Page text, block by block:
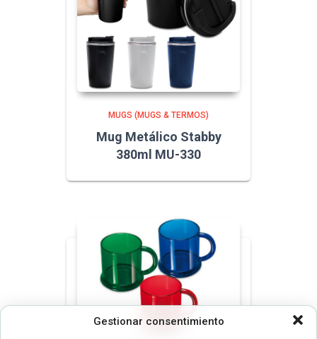
Gestionar consentimiento
MUGS (MUGS & TERMOS)
Mug Metálico Stabby
380ml MU-330